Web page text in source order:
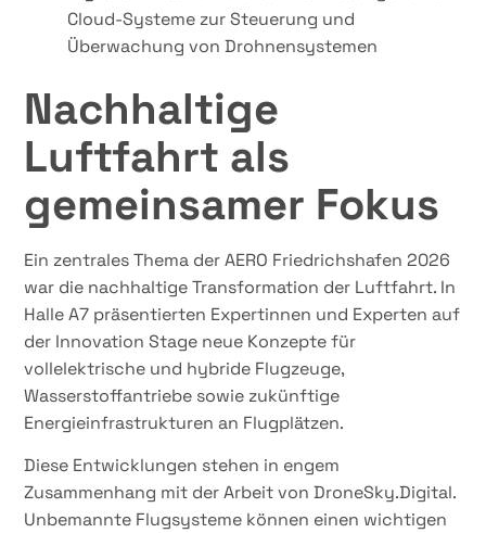
Cloud-Systeme zur Steuerung und
Überwachung von Drohnensystemen
Nachhaltige
Luftfahrt als
gemeinsamer Fokus
Ein zentrales Thema der AERO Friedrichshafen 2026
war die nachhaltige Transformation der Luftfahrt. In
Halle A7 präsentierten Expertinnen und Experten auf
der Innovation Stage neue Konzepte für
vollelektrische und hybride Flugzeuge,
Wasserstoffantriebe sowie zukünftige
Energieinfrastrukturen an Flugplätzen.
Diese Entwicklungen stehen in engem
Zusammenhang mit der Arbeit von DroneSky.Digital.
Unbemannte Flugsysteme können einen wichtigen